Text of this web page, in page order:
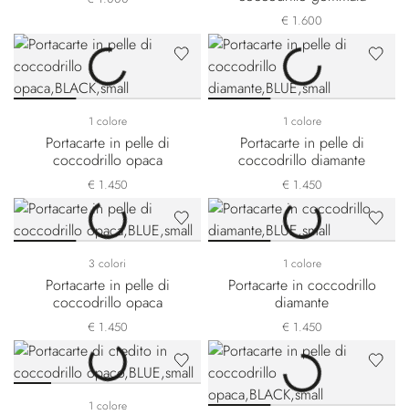
€ 1.600
1 colore
Portacarte in pelle di
coccodrillo opaca
€ 1.450
1 colore
Portacarte in pelle di
coccodrillo diamante
€ 1.450
3 colori
Portacarte in pelle di
coccodrillo opaca
€ 1.450
1 colore
Portacarte in coccodrillo
diamante
€ 1.450
1 colore